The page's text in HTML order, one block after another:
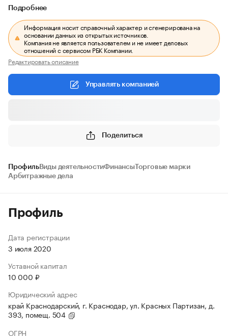
Подробнее
Информация носит справочный характер и сгенерирована на
основании данных из открытых источников.
Компания не является пользователем и не имеет деловых
отношений с сервисом РБК Компании.
Редактировать описание
Управлять компанией
Поделиться
ПрофильВиды деятельностиФинансыТорговые марки
Арбитражные дела
Профиль
Дата регистрации
3 июля 2020
Уставной капитал
10 000 ₽
Юридический адрес
край Краснодарский, г. Краснодар, ул. Красных Партизан, д.
393, помещ. 504
ОГРН